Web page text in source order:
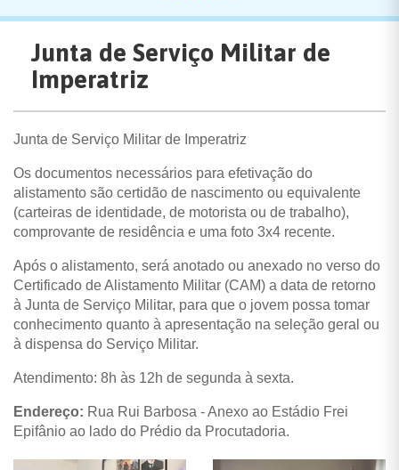
Junta de Serviço Militar de
Imperatriz
Junta de Serviço Militar de Imperatriz
Os documentos necessários para efetivação do
alistamento são certidão de nascimento ou equivalente
(carteiras de identidade, de motorista ou de trabalho),
comprovante de residência e uma foto 3x4 recente.
Após o alistamento, será anotado ou anexado no verso do
Certificado de Alistamento Militar (CAM) a data de retorno
à Junta de Serviço Militar, para que o jovem possa tomar
conhecimento quanto à apresentação na seleção geral ou
à dispensa do Serviço Militar.
Atendimento: 8h às 12h de segunda à sexta.
Endereço: Rua Rui Barbosa - Anexo ao Estádio Frei
Epifânio ao lado do Prédio da Procutadoria.